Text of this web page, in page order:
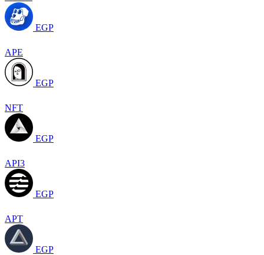
EGP
APE
EGP
NFT
EGP
API3
EGP
APT
EGP